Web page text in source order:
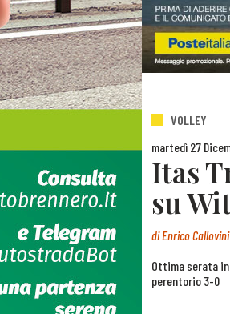
VOLLEY
martedì 27
Itas
su
diEnrico Callovini
Ottima serata
perentorio 3-0